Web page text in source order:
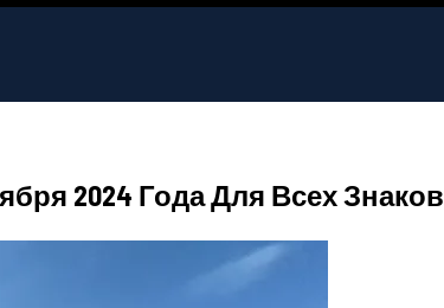
2024 Года Для Всех Знаков